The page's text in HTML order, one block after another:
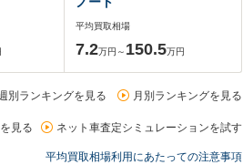
平均買取相場
7.2万円～ 150.5万円
別ランキングを見る 月別ランキングを見る
見る ネット車査定シミュレーションを試す
平均買取相場利用にあたっての注意事項